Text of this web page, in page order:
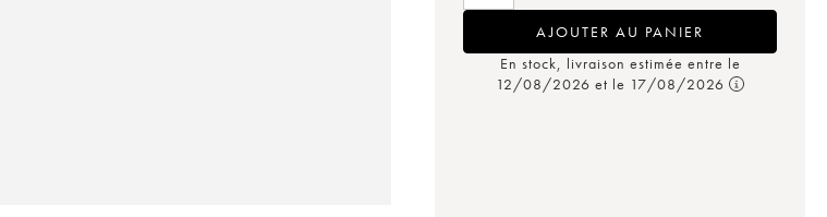
AJOUTER AU PANIER
En stock, livraison estimée entre le
12/08/2026 et le 17/08/2026